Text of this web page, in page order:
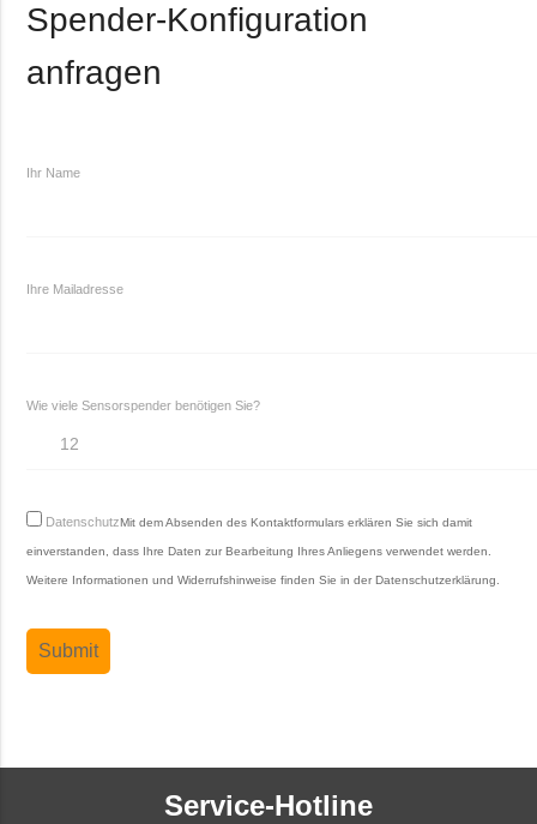
Spender-Konfiguration
anfragen
Ihr Name
Ihre Mailadresse
Wie viele Sensorspender benötigen Sie?
DatenschutzMit dem Absenden des Kontaktformulars erklären Sie sich damit
einverstanden, dass Ihre Daten zur Bearbeitung Ihres Anliegens verwendet werden.
Weitere Informationen und Widerrufshinweise finden Sie in derDatenschutzerklärung
Service-Hotline